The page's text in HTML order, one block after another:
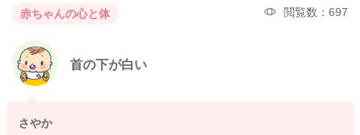
赤ちゃんの心と体 閲覧数：697
首の下が白い
さやか